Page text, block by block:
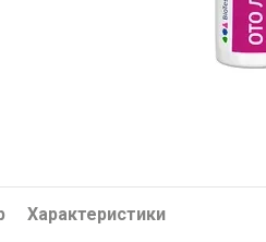
Характеристики